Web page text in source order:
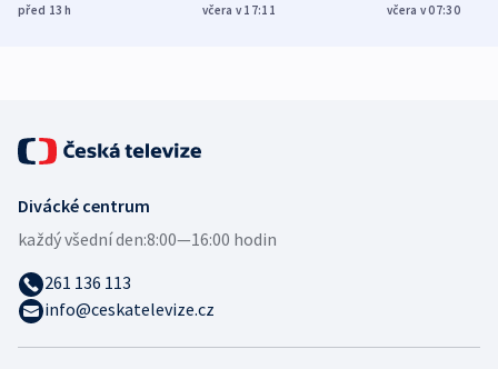
Poláky nebezpečné
před 13h
míní estonský
včera v 17:11
ukázala
včera v 07:30
Divácké centrum
každý všední den:8:00—16:00 hodin
261 136 113
info@ceskatelevize.cz